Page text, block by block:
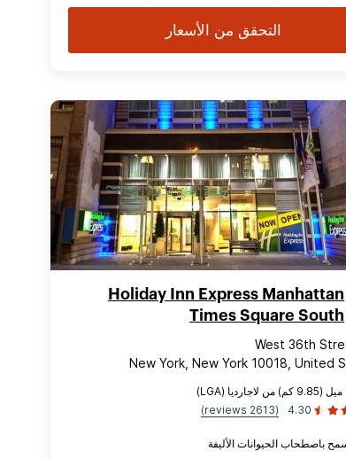
التحقق من الأسعار
Holiday Inn Express Manhattan
Times Square South
New York, New York 10018, United
4.30
(2613 reviews)
باصطحاب الحيوانات الأليفة